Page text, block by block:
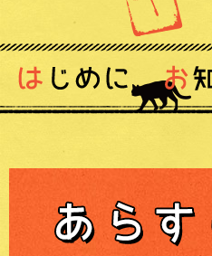
はじめに